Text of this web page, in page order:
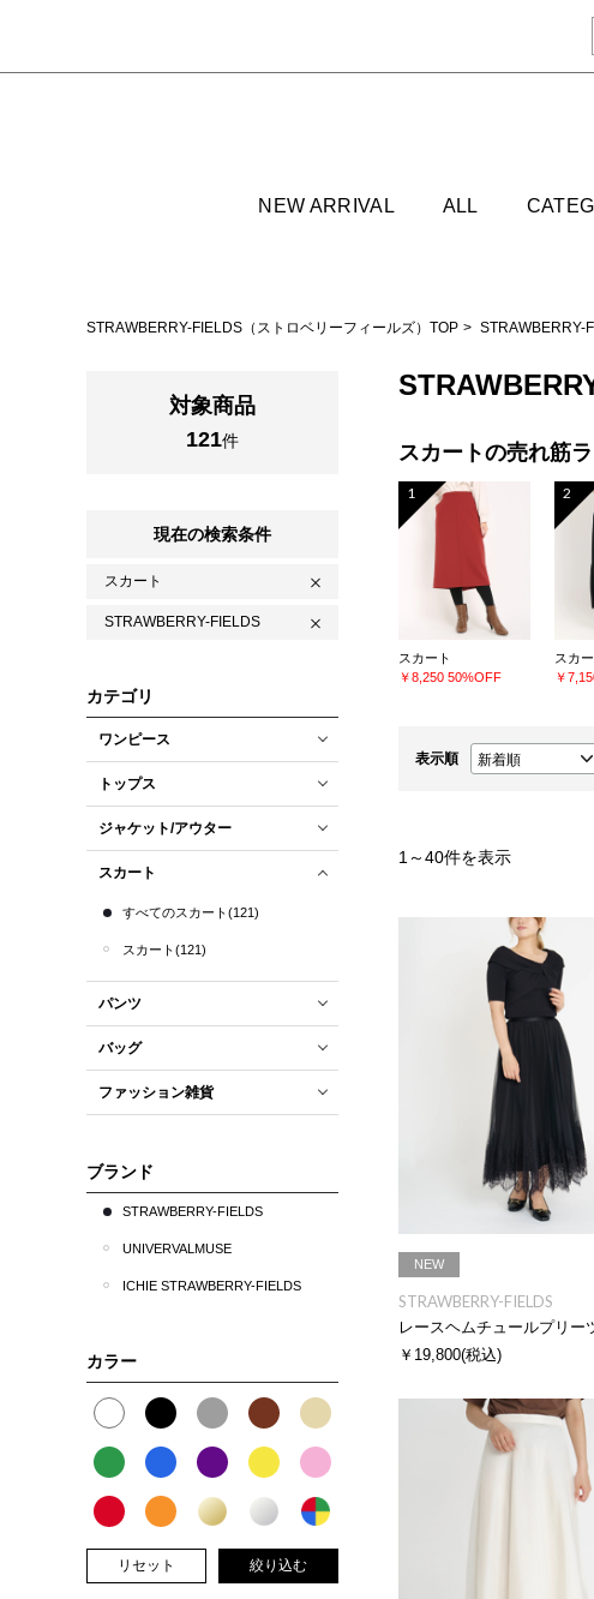
NEW ARRIVAL ALL
STRAWBERRY-FIELDS（ストロベリーフィールズ）TOP STRAWBERRY-
対象商品
121件
現在の検索条件
スカート
STRAWBERRY-FIELDS
カテゴリ
ワンピース
トップス
ジャケット/アウター
スカート
すべてのスカート(121)
スカート(121)
パンツ
バッグ
ファッション雑貨
ブランド
STRAWBERRY-FIELDS
UNIVERVALMUSE
ICHIE STRAWBERRY-FIELDS
カラー
リセット 絞り込む
スカートの売れ筋
1
スカート
￥8,250 50%OFF
2
スカ
￥
表示順
1 ～40件を表示
NEW
STRAWBERRY-FIELDS
￥19,800(税込)